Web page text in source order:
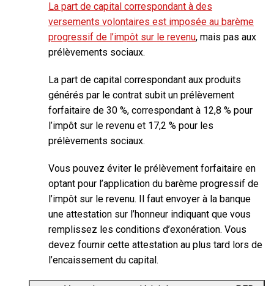
La part de capital correspondant à des
versements volontaires est imposée au barème
progressif de l’impôt sur le revenu, mais pas aux
prélèvements sociaux.
La part de capital correspondant aux produits
générés par le contrat subit un prélèvement
forfaitaire de 30 %, correspondant à 12,8 % pour
l’impôt sur le revenu et 17,2 % pour les
prélèvements sociaux.
Vous pouvez éviter le prélèvement forfaitaire en
optant pour l’application du barème progressif de
l’impôt sur le revenu. Il faut envoyer à la banque
une attestation sur l’honneur indiquant que vous
remplissez les conditions d’exonération. Vous
devez fournir cette attestation au plus tard lors de
l’encaissement du capital.